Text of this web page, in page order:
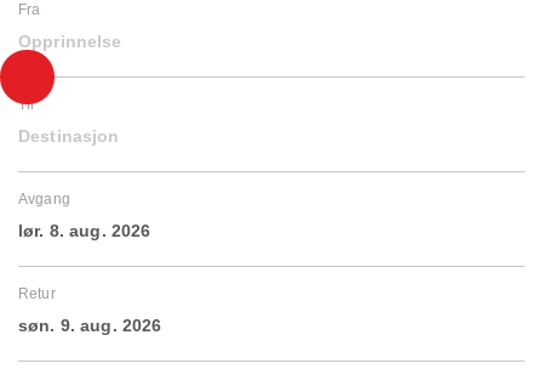
Fra
Opprinnelse
Til
Destinasjon
Avgang
lør. 8. aug. 2026
Retur
søn. 9. aug. 2026